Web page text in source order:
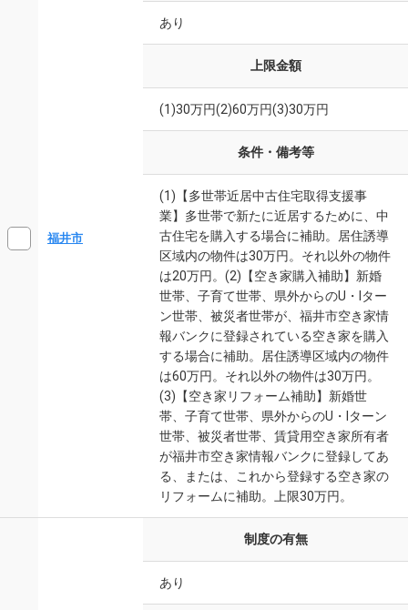
福井市
あり
上限金額
(1)30万円(2)60万円(3)30万円
条件・備考等
(1)【多世帯近居中古住宅取得支援事
業】多世帯で新たに近居するために、中
古住宅を購入する場合に補助。居住誘導
区域内の物件は30万円。それ以外の物件
は20万円。(2)【空き家購入補助】新婚
世帯、子育て世帯、県外からのU・Iター
ン世帯、被災者世帯が、福井市空き家情
報バンクに登録されている空き家を購入
する場合に補助。居住誘導区域内の物件
は60万円。それ以外の物件は30万円。
(3)【空き家リフォーム補助】新婚世
帯、子育て世帯、県外からのU・Iターン
世帯、被災者世帯、賃貸用空き家所有者
が福井市空き家情報バンクに登録してあ
る、または、これから登録する空き家の
リフォームに補助。上限30万円。
制度の有無
あり